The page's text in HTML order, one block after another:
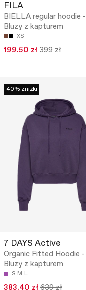
FILA
BIELLA regular hoodie -
Bluzy z kapturem
XS
199.50 zł 399 zł
40% zniżki
7 DAYS Active
Organic Fitted Hoodie -
Bluzy z kapturem
S M L
383.40 zł 639 zł